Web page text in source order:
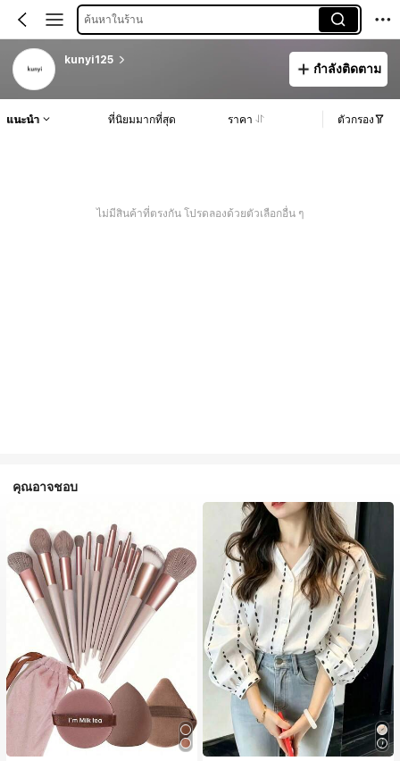
ค้นหาในร้าน
kunyi125
กำลังติดตาม
แนะนำ ที่นิยมมากที่สุด ราคา ตัวกรอง
ไม่มีสินค้าที่ตรงกัน โปรดลองด้วยตัวเลือกอื่น ๆ
คุณอาจชอบ